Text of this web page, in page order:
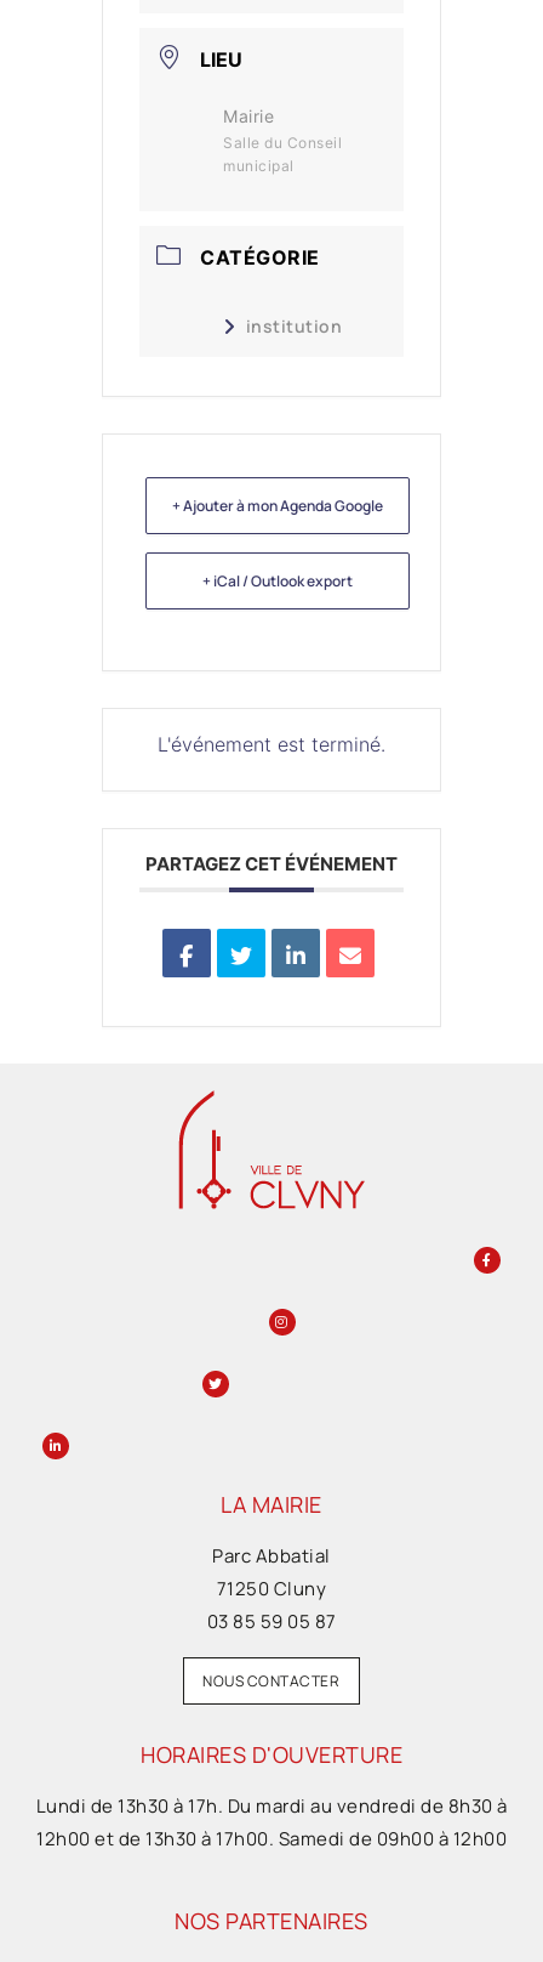
LIEU
Mairie
Salle du Conseil
municipal
CATÉGORIE
institution
+ Ajouter à mon Agenda Google
+ iCal / Outlook export
L'événement est terminé.
PARTAGEZ CET ÉVÉNEMENT
LA MAIRIE
Parc Abbatial
71250 Cluny
03 85 59 05 87
NOUS CONTACTER
HORAIRES D'OUVERTURE
Lundi de 13h30 à 17h. Du mardi au vendredi de 8h30 à
12h00 et de 13h30 à 17h00. Samedi de 09h00 à 12h00
NOS PARTENAIRES